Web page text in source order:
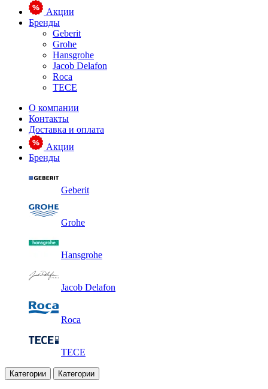
Акции
Бренды
Geberit
Grohe
Hansgrohe
Jacob Delafon
Roca
TECE
О компании
Контакты
Доставка и оплата
Акции
Бренды
Geberit
Grohe
Hansgrohe
Jacob Delafon
Roca
TECE
Категории Категории